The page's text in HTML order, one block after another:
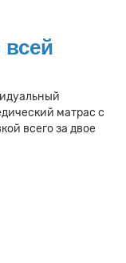
матрас с
всего за двое